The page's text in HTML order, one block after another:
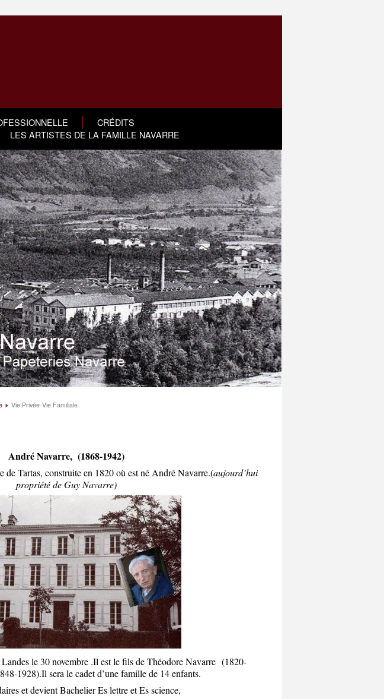
CRÉDITS
LES ARTISTES DE LA FAMILLE NAVARRE
Vie Privée-Vie Familiale
André Navarre, (1868-1942)
de Tartas, construite en 1820 où est né André Navarre.(aujourd’hui
propriété de Guy Navarre)
le 30 novembre .Il est le fils de Théodore Navarre (1820-
1928).Il sera le cadet d’une famille de 14 enfants.
et devient Bachelier Es lettre et Es science,